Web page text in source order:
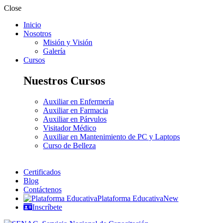
Close
Inicio
Nosotros
Misión y Visión
Galería
Cursos
Nuestros Cursos
Auxiliar en Enfermería
Auxiliar en Farmacia
Auxiliar en Párvulos
Visitador Médico
Auxiliar en Mantenimiento de PC y Laptops
Curso de Belleza
Certificados
Blog
Contáctenos
Plataforma EducativaNew
Inscríbete